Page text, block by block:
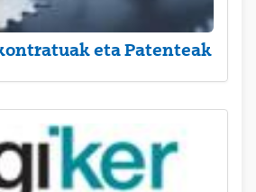
eta Patenteak